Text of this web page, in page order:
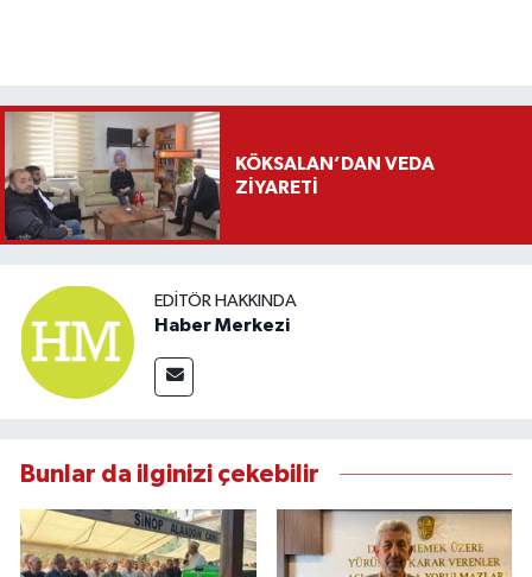
KÖKSALAN’DAN VEDA
ZİYARETİ
EDITÖR HAKKINDA
Haber Merkezi
Bunlar da ilginizi çekebilir